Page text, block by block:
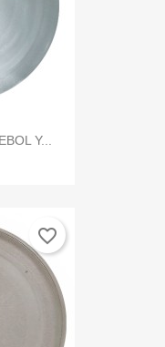
Y...
favorite_border